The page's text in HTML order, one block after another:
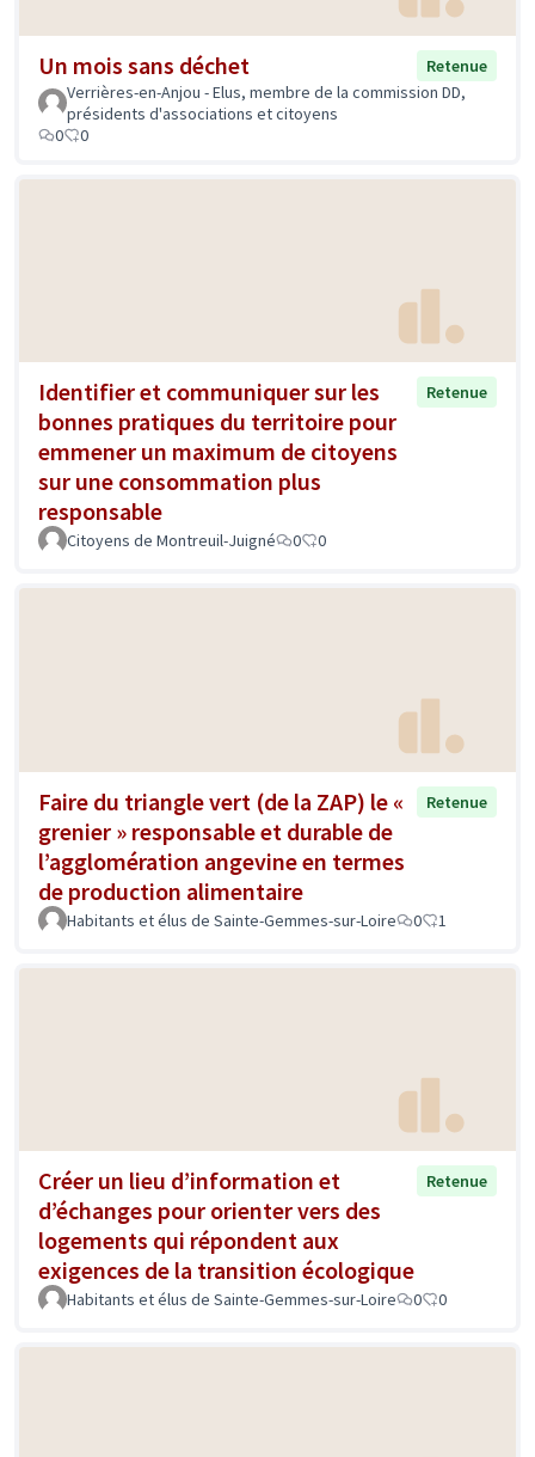
Un mois sans déchet
Retenue
Verrières-en-Anjou - Elus, membre de la commission DD,
présidents d'associations et citoyens
0
0
Identifier et communiquer sur les
bonnes pratiques du territoire pour
emmener un maximum de citoyens
sur une consommation plus
responsable
Retenue
Citoyens de Montreuil-Juigné 0 0
Faire du triangle vert (de la ZAP) le «
grenier » responsable et durable de
l’agglomération angevine en termes
de production alimentaire
Retenue
Habitants et élus de Sainte-Gemmes-sur-Loire 0 1
Créer un lieu d’information et
d’échanges pour orienter vers des
logements qui répondent aux
exigences de la transition écologique
Retenue
Habitants et élus de Sainte-Gemmes-sur-Loire 0 0